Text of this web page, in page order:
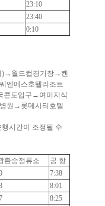
23:10
23:40
0:10
)→월드컵경기장→켄
에스호텔리조트
도입구→여미지식
원→롯데시티호텔
시간이 조정될 수
환승정류소
공 항
7:38
8:01
8:25